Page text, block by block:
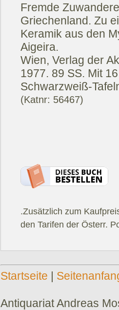
Fremde
Griechenland. Zu
Keramik aus den
Aigeira.
Wien, Verlag der
1977. 89 SS. Mit
Schwarzweiß-
(Katnr: 56467)
.Zusätzlich zum
den Tarifen der Österr.
Startseite |
Antiquariat Andreas